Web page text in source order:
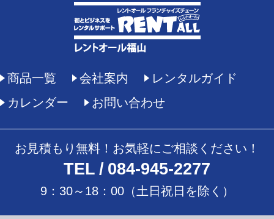
商品一覧 会社案内
レンタルガイド
カレンダー
お問い合わせ
お見積もり無料！お気軽にご相談ください！
TEL 084-945-2277
9：30～18：00（土日祝日を除く）